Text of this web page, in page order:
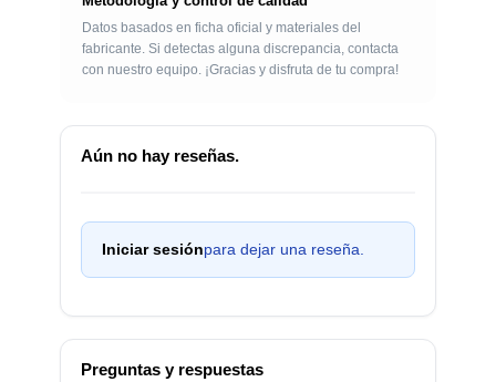
Datos basados en ficha oficial y materiales del
fabricante. Si detectas alguna discrepancia, contacta
con nuestro equipo. ¡Gracias y disfruta de tu compra!
Aún no hay reseñas.
Iniciar sesiónpara dejar una reseña.
Preguntas y respuestas